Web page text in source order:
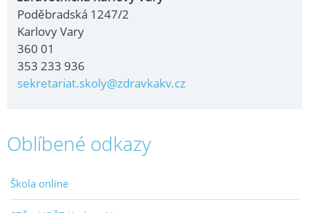
Poděbradská 1247/2
Karlovy Vary
360 01
353 233 936
sekretariat.skoly@zdravkakv.cz
Oblíbené odkazy
Škola online